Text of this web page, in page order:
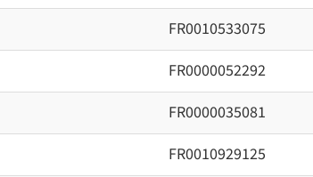
FR0010533075
FR0000052292
FR0000035081
FR0010929125